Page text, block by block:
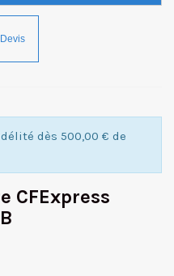
dès 500,00 € de
CFExpress